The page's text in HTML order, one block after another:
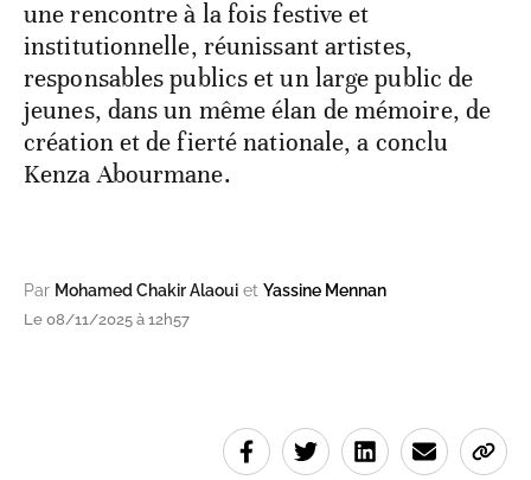
une rencontre à la fois festive et
institutionnelle, réunissant artistes,
responsables publics et un large public de
jeunes, dans un même élan de mémoire, de
création et de fierté nationale, a conclu
Kenza Abourmane.
Par Mohamed Chakir Alaoui et Yassine Mennan
Le 08/11/2025 à 12h57